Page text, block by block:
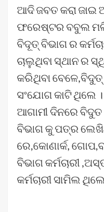
ଆଦି ଜବତ କରା ଜାଇ
ଫରେଷ୍ଟର ବବୁଲ
ବିଦୂତ୍ ବିଭାଗ ର
ଚାଲୁଥିବା ସ୍ଥାନ ର
କରିଥିବା ବେଳେ,ବିଦୁତ୍
ସଂଯୋଗ କାଟି ଥିଲେ
ଆଗାମୀ ଦିନରେ
ବିଭାଗ କୁ ପତ୍ର
ରେ,କୋଣାର୍କ,
ବିଭାଗ କର୍ମଚାରୀ
କର୍ମଚାରୀ ସାମିଲ